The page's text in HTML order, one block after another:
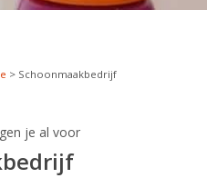
> Schoonmaakbedrijf
je al voor